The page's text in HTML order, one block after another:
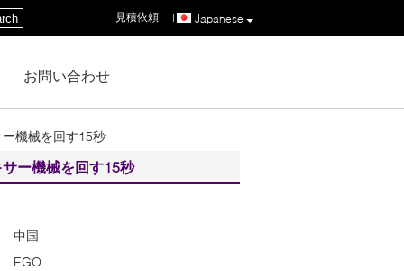
Japanese
見積依頼 |
お問い合わせ
機械を回す15秒
ー機械を回す15秒
中国
EGO